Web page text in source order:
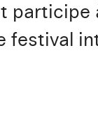
participe
festival